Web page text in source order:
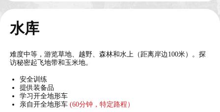
水库
难度中等，游览草地、越野、森林和水上（距离岸边100米）。探
访秘密起飞地带和玉米地。
安全训练
提供装备品
学习开全地形车
亲自开全地形车 (60分钟，特定路程）
榴弹发射器
11000